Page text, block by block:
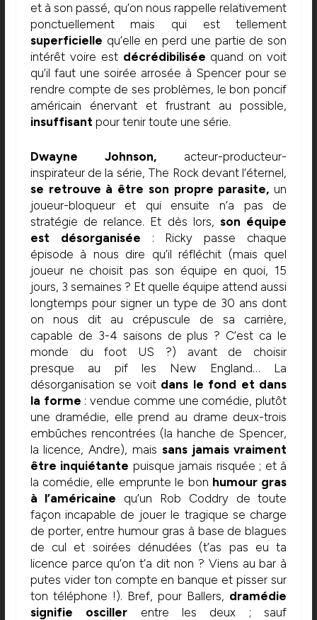
et à son passé, qu’on nous rappelle relativement
ponctuellement mais qui est tellement
superficielle qu’elle en perd une partie de son
intérêt voire est décrédibilisée quand on voit
qu’il faut une soirée arrosée à Spencer pour se
rendre compte de ses problèmes, le bon poncif
américain énervant et frustrant au possible,
insuffisantpour tenir toute une série.
Dwayne Johnson, acteur-producteur-
inspirateur de la série, The Rock devant l’éternel,
se retrouve à être son propre parasite, un
joueur-bloqueur et qui ensuite n’a pas de
stratégie de relance. Et dès lors,son équipe
est désorganisée : Ricky passe chaque
épisode à nous dire qu’il réfléchit (mais quel
joueur ne choisit pas son équipe en quoi, 15
jours, 3 semaines ? Et quelle équipe attend aussi
longtemps pour signer un type de 30 ans dont
on nous dit au crépuscule de sa carrière,
capable de 3-4 saisons de plus ? C’est ca le
monde du foot US ?) avant de choisir
presque au pif les New England… La
désorganisation se voit dans le fond et dans
la forme : vendue comme une comédie, plutôt
une dramédie, elle prend au drame deux-trois
embûches rencontrées (la hanche de Spencer,
la licence, Andre), mais sans jamais vraiment
être inquiétante puisque jamais risquée ; et à
la comédie, elle emprunte le bon humour gras
à l’américaine qu’un Rob Coddry de toute
façon incapable de jouer le tragique se charge
de porter, entre humour gras à base de blagues
de cul et soirées dénudées (t’as pas eu ta
licence parce qu’on t’a dit non ? Viens au bar à
putes vider ton compte en banque et pisser sur
ton téléphone !). Bref, pour Ballers, dramédie
signifie osciller entre les deux ; sauf